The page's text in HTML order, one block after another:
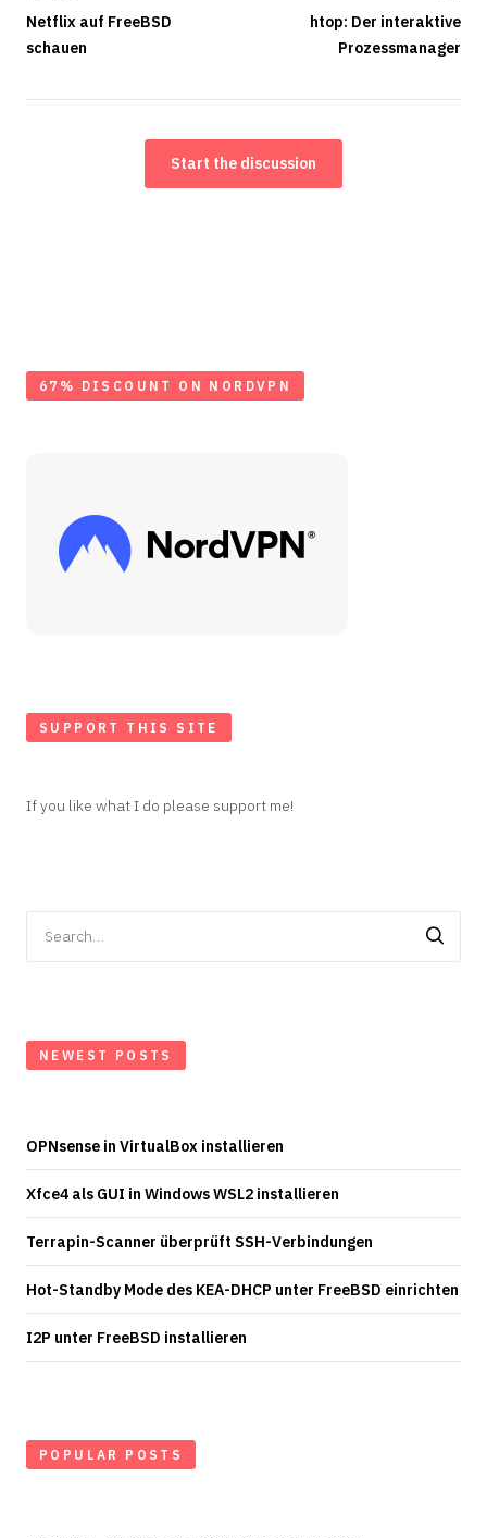
Netflix auf FreeBSD
schauen
htop: Der interaktive
Prozessmanager
Start the discussion
67% DISCOUNT ON NORDVPN
SUPPORT THIS SITE
If you like what I do please support me!
for:
NEWEST POSTS
OPNsense in VirtualBox installieren
Xfce4 als GUI in Windows WSL2 installieren
Terrapin-Scanner überprüft SSH-Verbindungen
Hot-Standby Mode des KEA-DHCP unter FreeBSD einrichten
I2P unter FreeBSD installieren
POPULAR POSTS